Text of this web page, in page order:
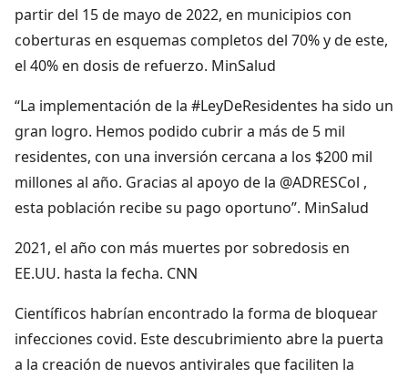
partir del 15 de mayo de 2022, en municipios con
coberturas en esquemas completos del 70% y de este,
el 40% en dosis de refuerzo. MinSalud
“La implementación de la #LeyDeResidentes ha sido un
gran logro. Hemos podido cubrir a más de 5 mil
residentes, con una inversión cercana a los $200 mil
millones al año. Gracias al apoyo de la @ADRESCol ,
esta población recibe su pago oportuno”. MinSalud
2021, el año con más muertes por sobredosis en
EE.UU. hasta la fecha. CNN
Científicos habrían encontrado la forma de bloquear
infecciones covid. Este descubrimiento abre la puerta
a la creación de nuevos antivirales que faciliten la